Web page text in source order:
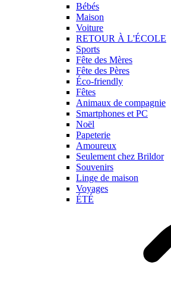
Bébés
Maison
Voiture
RETOUR À L'ÉCOLE
Sports
Fête des Mères
Fête des Pères
Éco-friendly
Fêtes
Animaux de compagnie
Smartphones et PC
Noël
Papeterie
Amoureux
Seulement chez Brildor
Souvenirs
Linge de maison
Voyages
ÉTÉ